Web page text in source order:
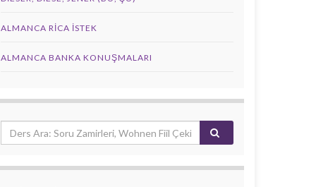
ALMANCA RICA İSTEK
ALMANCA BANKA KONUŞMALARI